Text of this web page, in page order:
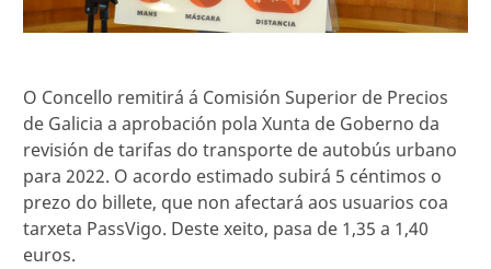
O Concello remitirá á Comisión Superior de Precios
de Galicia a aprobación pola Xunta de Goberno da
revisión de tarifas do transporte de autobús urbano
para 2022. O acordo estimado subirá 5 céntimos o
prezo do billete, que non afectará aos usuarios coa
tarxeta PassVigo. Deste xeito, pasa de 1,35 a 1,40
euros.